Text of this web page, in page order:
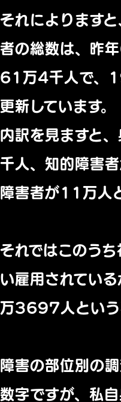
それによります
者の総数は、昨
61万4千人で、
更新しています。
内訳を見ますと
千人、知的障害
障害者が11万人
それではこのう
い雇用されてい
万3697人という
障害の部位別の
数字ですが、私